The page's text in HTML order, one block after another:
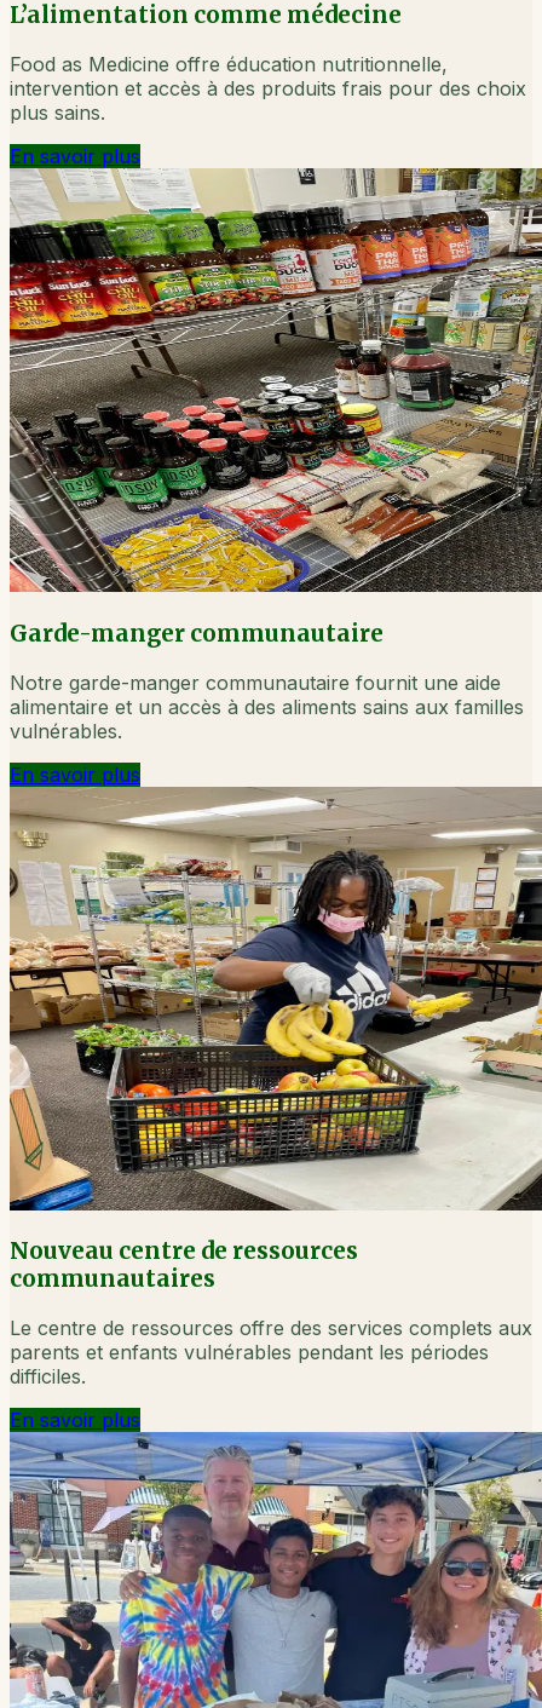
L’alimentation comme médecine
Food as Medicine offre éducation nutritionnelle,
intervention et accès à des produits frais pour des choix
plus sains.
En savoir plus
Garde-manger communautaire
Notre garde-manger communautaire fournit une aide
alimentaire et un accès à des aliments sains aux familles
vulnérables.
En savoir plus
Nouveau centre de ressources
communautaires
Le centre de ressources offre des services complets aux
parents et enfants vulnérables pendant les périodes
difficiles.
En savoir plus